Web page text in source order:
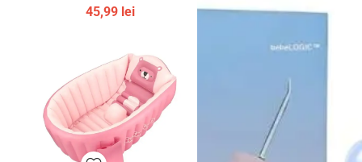
45,99 lei